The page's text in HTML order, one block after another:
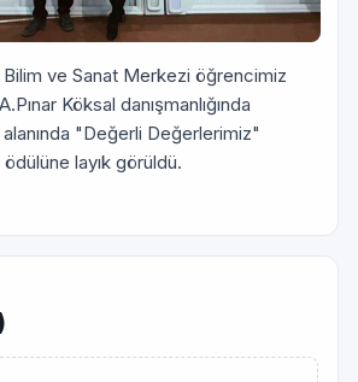
ve Sanat Merkezi öğrencimiz
Köksal danışmanlığında
"Değerli Değerlerimiz"
layık görüldü.